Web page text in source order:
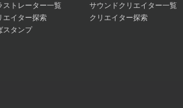
ストレーター一覧
エイター探索
スタンプ
サウンドクリエイター一覧
クリエイター探索